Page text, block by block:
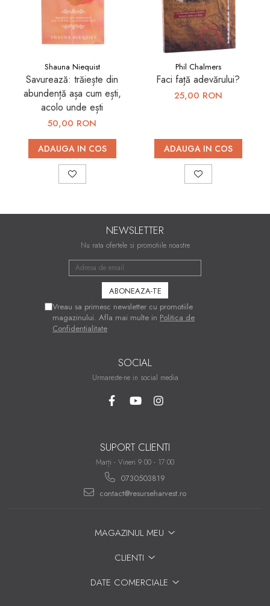
Shauna Niequist
Savurează: trăiește din
abundență așa cum ești,
acolo unde ești
50,00 RON
ADAUGA IN COS
Phil Chalmers
Faci față adevărului?
25,00 RON
ADAUGA IN COS
NEWSLETTER
Nu rata ofertele si promotiile noastre
Vreau sa primesc newsletter cu promotiile
magazinului. Afla mai multe in Politica de
Confidentialitate
SOCIAL
Urmareste-ne in social media
SUPORT CLIENTI
Marți - Vineri 9:00 - 17:00
0730503819
contact@resurseharvest.ro
MAGAZINUL MEU
CLIENTI
DATE COMERCIALE